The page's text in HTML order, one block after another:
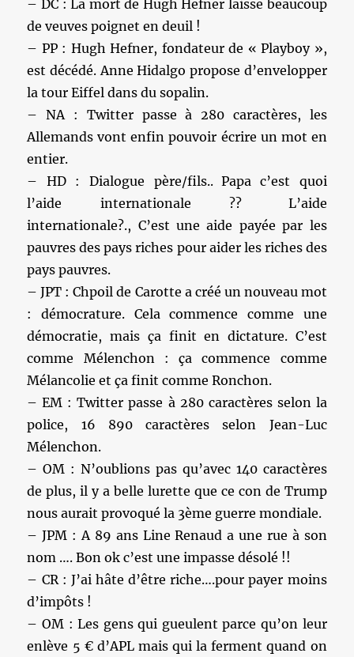
– DC : La mort de Hugh Hefner laisse beaucoup
de veuves poignet en deuil !
– PP : Hugh Hefner, fondateur de « Playboy »,
est décédé. Anne Hidalgo propose d’envelopper
la tour Eiffel dans du sopalin.
– NA : Twitter passe à 280 caractères, les
Allemands vont enfin pouvoir écrire un mot en
entier.
– HD : Dialogue père/fils.. Papa c’est quoi
l’aide internationale ?? L’aide
internationale?., C’est une aide payée par les
pauvres des pays riches pour aider les riches des
pays pauvres.
– JPT : Chpoil de Carotte a créé un nouveau mot
: démocrature. Cela commence comme une
démocratie, mais ça finit en dictature. C’est
comme Mélenchon : ça commence comme
Mélancolie et ça finit comme Ronchon.
– EM : Twitter passe à 280 caractères selon la
police, 16 890 caractères selon Jean-Luc
Mélenchon.
– OM : N’oublions pas qu’avec 140 caractères
de plus, il y a belle lurette que ce con de Trump
nous aurait provoqué la 3ème guerre mondiale.
– JPM : A 89 ans Line Renaud a une rue à son
nom …. Bon ok c’est une impasse désolé !!
– CR : J’ai hâte d’être riche….pour payer moins
d’impôts !
– OM : Les gens qui gueulent parce qu’on leur
enlève 5 € d’APL mais qui la ferment quand on